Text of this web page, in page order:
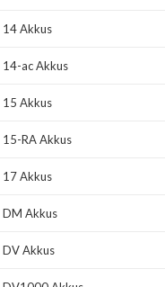
14 Akkus
14-ac Akkus
15 Akkus
15-RA Akkus
17 Akkus
DM Akkus
DV Akkus